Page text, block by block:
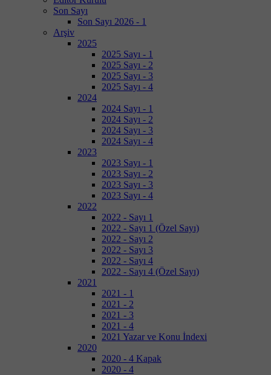
Son Sayı
Son Sayı 2026 - 1
Arşiv
2025
2025 Sayı - 1
2025 Sayı - 2
2025 Sayı - 3
2025 Sayı - 4
2024
2024 Sayı - 1
2024 Sayı - 2
2024 Sayı - 3
2024 Sayı - 4
2023
2023 Sayı - 1
2023 Sayı - 2
2023 Sayı - 3
2023 Sayı - 4
2022
2022 - Sayı 1
2022 - Sayı 1 (Özel Sayı)
2022 - Sayı 2
2022 - Sayı 3
2022 - Sayı 4
2022 - Sayı 4 (Özel Sayı)
2021
2021 - 1
2021 - 2
2021 - 3
2021 - 4
2021 Yazar ve Konu İndexi
2020
2020 - 4 Kapak
2020 - 4